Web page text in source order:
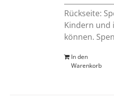
Rückseite:
Kindern und
können.
In den
Warenkorb